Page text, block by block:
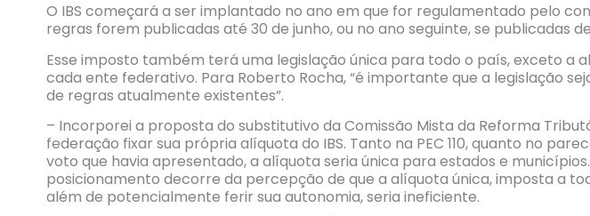
O IBS começará a ser implantado no ano em que for regulamentado pelo
regras forem publicadas até 30 de junho, ou no ano seguinte, se publicadas
Esse imposto também terá uma legislação única para todo o país, exceto a
cada ente federativo. Para Roberto Rocha, “é importante que a legislação
de regras atualmente existentes”.
– Incorporei a proposta do substitutivo da Comissão Mista da Reforma
federação fixar sua própria alíquota do IBS. Tanto na PEC 110, quanto no
voto que havia apresentado, a alíquota seria única para estados e
posicionamento decorre da percepção de que a alíquota única, imposta a
além de potencialmente ferir sua autonomia, seria ineficiente.